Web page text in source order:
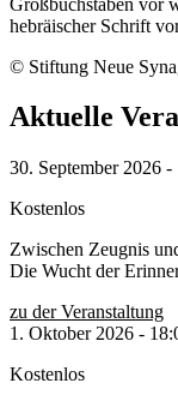
© Stiftung Neue
Aktuelle
30. September 2026 -
Kostenlos
Zwischen Zeugnis
Die Wucht der
zu der Veranstaltung
1. Oktober 2026 -
Kostenlos